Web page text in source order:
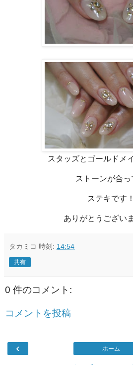
スタッズとゴールドメ
ストーンが合っ
ステキです！
ありがとうござい
タカミコ 時刻: 14:54
共有
0 件のコメント:
コメントを投稿
‹ ホーム